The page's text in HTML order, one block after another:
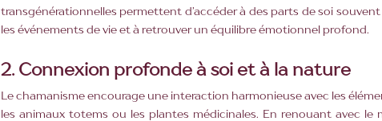
transgénérationnelles permettent d’accéder à des parts de soi
les événements de vie et à retrouver un équilibre émotionnel profond.
2. Connexion profonde à soi et à la nature
Le chamanisme encourage une interaction harmonieuse avec les
les animaux totems ou les plantes médicinales. En renouant avec